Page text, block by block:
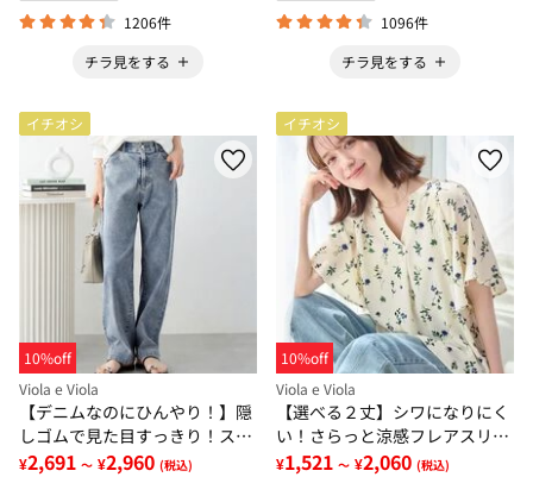
1206件
チラ見をする
1096件
チラ見をする
イチオシ
10%off
Viola e Viola
【デニムなのにひんやり！】隠
しゴムで見た目すっきり！スト
レッチ楽ちんデニム
¥2,691 ～ ¥2,960 (税込)
イチオシ
10%off
Viola e Viola
【選べる２丈】シワになりにく
い！さらっと涼感フレアスリー
ブブラウス
¥1,521 ～ ¥2,060 (税込)